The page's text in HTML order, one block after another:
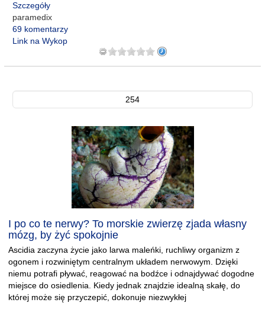
Szczegóły
paramedix
69 komentarzy
Link na Wykop
254
I po co te nerwy? To morskie zwierzę zjada własny
mózg, by żyć spokojnie
Ascidia zaczyna życie jako larwa maleńki, ruchliwy organizm z
ogonem i rozwiniętym centralnym układem nerwowym. Dzięki
niemu potrafi pływać, reagować na bodźce i odnajdywać dogodne
miejsce do osiedlenia. Kiedy jednak znajdzie idealną skałę, do
której może się przyczepić, dokonuje niezwykłej